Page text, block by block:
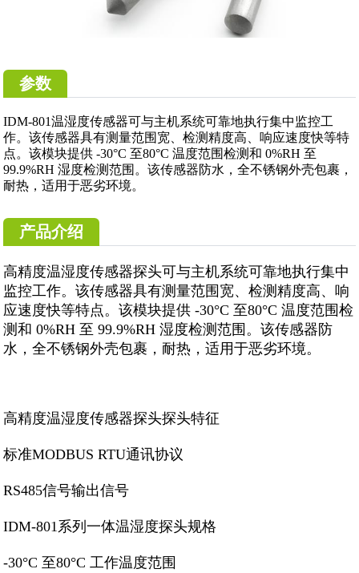
参数
IDM-801温湿度传感器可与主机系统可靠地执行集中监控工
作。该传感器具有测量范围宽、检测精度高、响应速度快等特
点。该模块提供 -30°C 至80°C 温度范围检测和 0%RH 至
99.9%RH 湿度检测范围。该传感器防水，全不锈钢外壳包裹，
耐热，适用于恶劣环境。
产品介绍
高精度温湿度传感器探头可与主机系统可靠地执行集中
监控工作。该传感器具有测量范围宽、检测精度高、响
应速度快等特点。该模块提供 -30°C 至80°C 温度范围检
测和 0%RH 至 99.9%RH 湿度检测范围。该传感器防
水，全不锈钢外壳包裹，耐热，适用于恶劣环境。
高精度温湿度传感器探头探头特征
标准MODBUS RTU通讯协议
RS485信号输出信号
IDM-801系列一体温湿度探头规格
-30°C 至80°C 工作温度范围